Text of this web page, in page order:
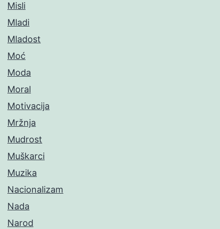
Misli
Mladi
Mladost
Moć
Moda
Moral
Motivacija
Mržnja
Mudrost
Muškarci
Muzika
Nacionalizam
Nada
Narod